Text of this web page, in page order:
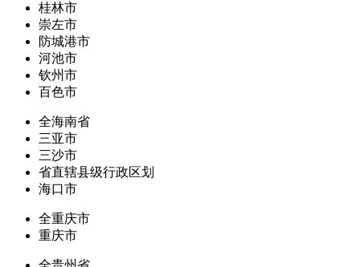
桂林市
崇左市
防城港市
河池市
钦州市
百色市
全海南省
三亚市
三沙市
省直辖县级行政区划
海口市
全重庆市
重庆市